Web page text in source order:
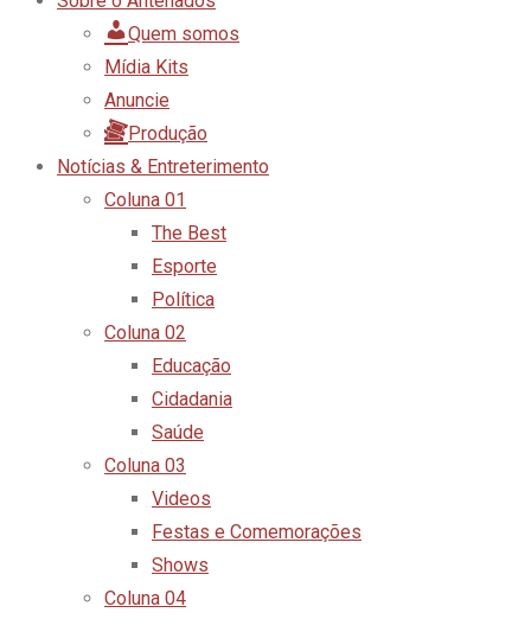
Quem somos
Mídia Kits
Anuncie
Produção
Notícias & Entreterimento
Coluna 01
The Best
Esporte
Política
Coluna 02
Educação
Cidadania
Saúde
Coluna 03
Videos
Festas e Comemorações
Shows
Coluna 04